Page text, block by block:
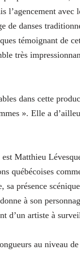
l’agencement
de danses
témoignant de
très
dans cette
». Elle a
Matthieu
québécoises
présence
à son
d’un artiste à
au niveau